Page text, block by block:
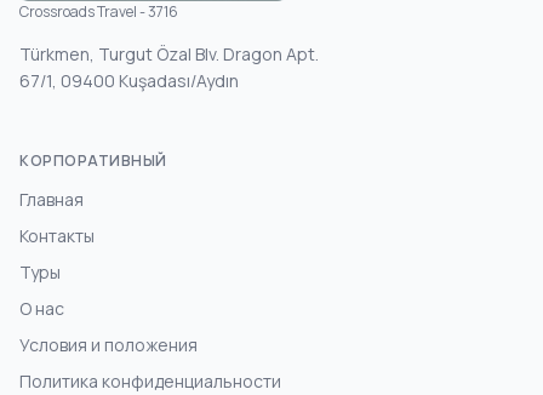
Crossroads Travel - 3716
Türkmen, Turgut Özal Blv. Dragon Apt.
67/1, 09400 Kuşadası/Aydın
КОРПОРАТИВНЫЙ
Главная
Контакты
Туры
О нас
Условия и положения
Политика конфиденциальности